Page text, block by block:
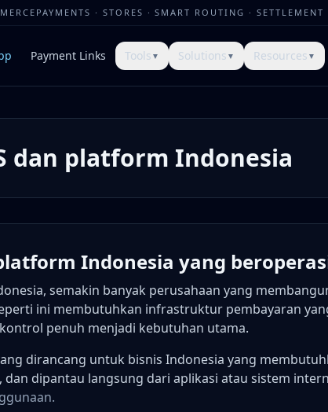
PAYMENTS · STORES · SMART ROUTING · SETTLEMENT
Payment Links Tools ▼ Solutions ▼ Resources ▼
dan platform Indonesia
Indonesia yang
semakin banyak perusahaan yang
ini membutuhkan infrastruktur pembayaran
penuh menjadi kebutuhan utama.
dirancang untuk bisnis Indonesia yang
dipantau langsung dari aplikasi atau sistem